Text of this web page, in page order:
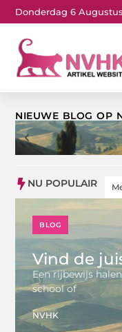
Donderdag 6
NIEUWE BLOG OP
NU POPULAIR
BLOG
Vind de
Een rijbewijs
school of
NVHK